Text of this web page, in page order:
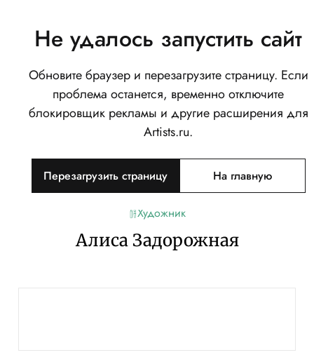
Не удалось запустить сайт
Обновите браузер и перезагрузите страницу. Если
проблема останется, временно отключите
блокировщик рекламы и другие расширения для
Artists.ru.
Перезагрузить страницу На главную
Художник
Алиса Задорожная